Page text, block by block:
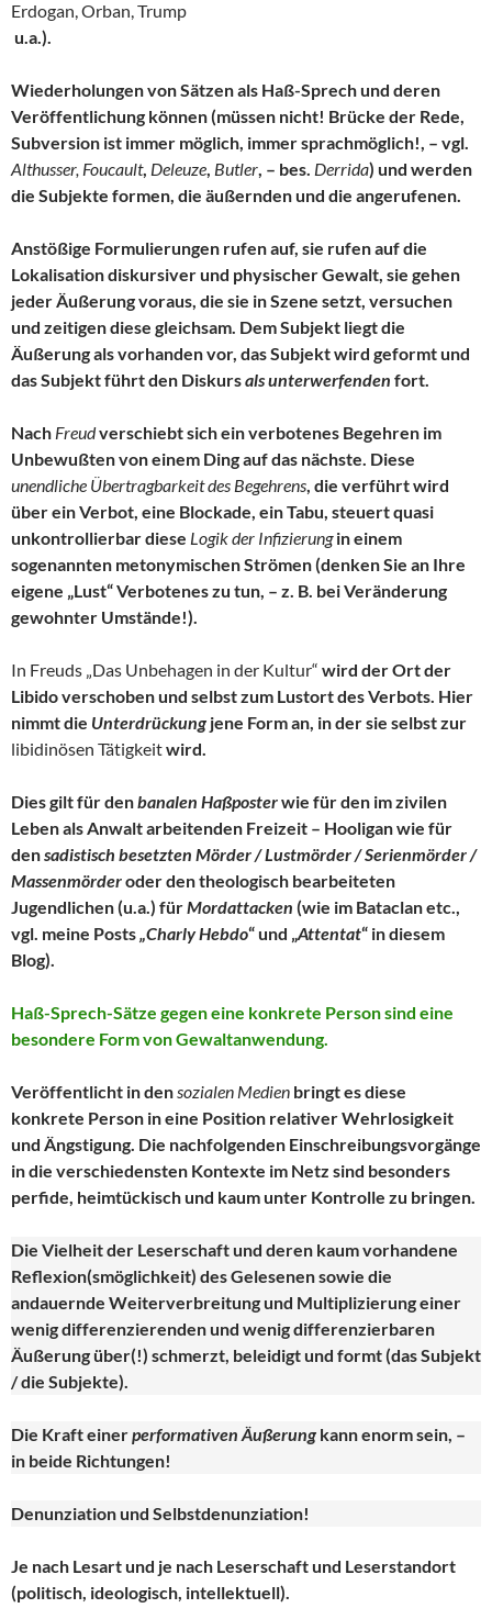
Erdogan, Orban, Trump
u.a.).
Wiederholungen von Sätzen als Haß-Sprech und deren
Veröffentlichung können (müssen nicht! Brücke der Rede,
Subversion ist immer möglich, immer sprachmöglich!, – vgl.
Althusser, Foucault, Deleuze, Butler, – bes. Derrida) und werden
die Subjekte formen, die äußernden und die angerufenen.
Anstößige Formulierungen rufen auf, sie rufen auf die
Lokalisation diskursiver und physischer Gewalt, sie gehen
jeder Äußerung voraus, die sie in Szene setzt, versuchen
und zeitigen diese gleichsam. Dem Subjekt liegt die
Äußerung als vorhanden vor, das Subjekt wird geformt und
das Subjekt führt den Diskursals unterwerfenden fort.
Nach Freudverschiebt sich ein verbotenes Begehren im
Unbewußten von einem Ding auf das nächste. Diese
unendliche Übertragbarkeit des Begehrens, die verführt wird
über ein Verbot, eine Blockade, ein Tabu, steuert quasi
unkontrollierbar diese Logik der Infizierungin einem
sogenannten metonymischen Strömen (denken Sie an Ihre
eigene „Lust“ Verbotenes zu tun, – z. B. bei Veränderung
gewohnter Umstände!).
In Freuds „Das Unbehagen in der Kultur“ wird der Ort der
Libido verschoben und selbst zum Lustort des Verbots. Hier
nimmt die Unterdrückung jene Form an, in der sie selbst zur
libidinösen Tätigkeitwird.
Dies gilt für denbanalen Haßposterwie für den im zivilen
Leben als Anwalt arbeitenden Freizeit – Hooligan wie für
densadistisch besetzten Mörder / Lustmörder / Serienmörder /
Massenmörderoder den theologisch bearbeiteten
Jugendlichen (u.a.) fürMordattacken (wie im Bataclan etc.,
vgl. meine Posts„Charly Hebdo“ und „Attentat“ in diesem
Blog).
Haß-Sprech-Sätze gegen eine konkrete Person sind eine
besondere Form von Gewaltanwendung.
Veröffentlicht in densozialen Medien bringt es diese
konkrete Person in eine Position relativer Wehrlosigkeit
und Ängstigung. Die nachfolgenden Einschreibungsvorgänge
in die verschiedensten Kontexte im Netz sind besonders
perfide, heimtückisch und kaum unter Kontrolle zu bringen.
Die Vielheit der Leserschaft und deren kaum vorhandene
Reflexion(smöglichkeit) des Gelesenen sowie die
andauernde Weiterverbreitung und Multiplizierung einer
wenig differenzierenden und wenig differenzierbaren
Äußerung über(!) schmerzt, beleidigt und formt (das Subjekt
/ die Subjekte).
Die Kraft einerperformativen Äußerung kann enorm sein, –
in beide Richtungen!
Denunziation und Selbstdenunziation!
Je nach Lesart und je nach Leserschaft und Leserstandort
(politisch, ideologisch, intellektuell).